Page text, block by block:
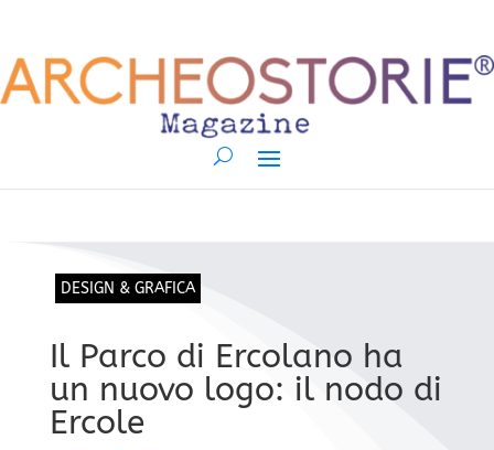
DESIGN & GRAFICA
Il Parco di Ercolano ha
un nuovo logo: il nodo di
Ercole